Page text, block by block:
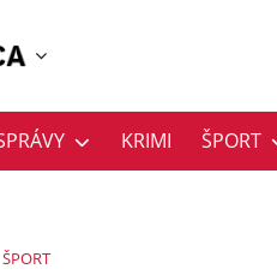
KRIMI ŠPORT
ŠPORT